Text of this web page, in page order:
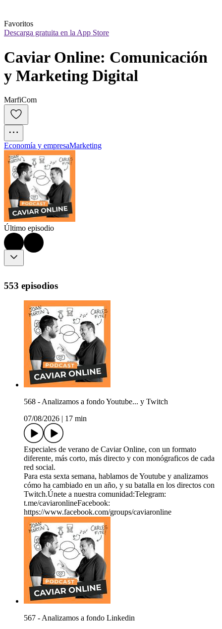
Favoritos
Descarga gratuita en la App Store
Caviar Online: Comunicación
y Marketing Digital
MarfiCom
Economía y empresaMarketing
Último episodio
553 episodios
568 - Analizamos a fondo Youtube... y Twitch
07/08/2026
17 min
Especiales de verano de Caviar Online, con un formato
diferente, más corto, más directo y con monógraficos de cada
red social.
Para esta sexta semana, hablamos de Youtube y analizamos
cómo ha cambiado en un año, y su batalla en los directos con
Twitch.Únete a nuestra comunidad:Telegram:
⁠⁠⁠⁠t.me/caviaronline⁠⁠⁠⁠Facebook:
⁠⁠⁠⁠https://www.facebook.com/groups/caviaronline⁠⁠⁠⁠
567 - Analizamos a fondo Linkedin